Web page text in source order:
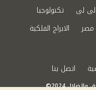
لى
تكنولوجيا
مصر
الابراج الفلكية
اتصل بنا